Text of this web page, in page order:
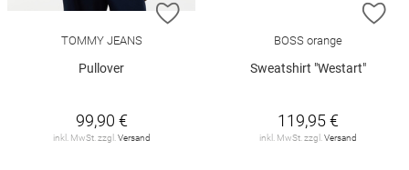
ZUR WUNSCHLISTE HINZUFÜGEN
TOMMY JEANS
Pullover
99,90 €
inkl. MwSt. zzgl. Versand
BOSS orange
Sweatshirt "Westart"
119,95 €
inkl. MwSt. zzgl. Versand